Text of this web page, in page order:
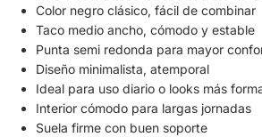
Color negro clásico, fácil de combinar
Taco medio ancho, cómodo y estable
Punta semi redonda para mayor
Diseño minimalista, atemporal
Ideal para uso diario o looks más
Interior cómodo para largas jornadas
Suela firme con buen soporte